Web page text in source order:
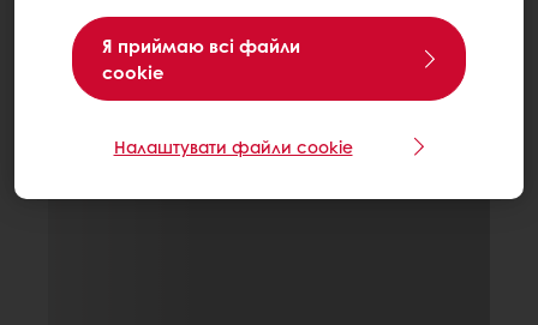
Я приймаю всі файли
cookie
Налаштувати файли cookie